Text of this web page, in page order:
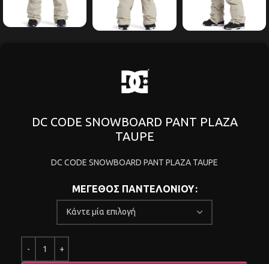
DC CODE SNOWBOARD PANT PLAZA
TAUPE
DC CODE SNOWBOARD PANT PLAZA TAUPE
ΜΕΓΕΘΟΣ ΠΑΝΤΕΛΟΝΙΟΥ